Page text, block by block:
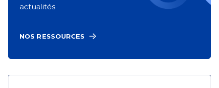
actualités.
NOS RESSOURCES